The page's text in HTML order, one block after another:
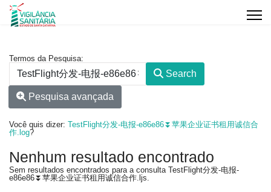
Formulário de pesquisa
Termos da Pesquisa:
Search
Pesquisa avançada
Você quis dizer: TestFlight分发-电报-e86e86⏬️苹果企业证书租用诚信合
作.log?
Nenhum resultado encontrado
Sem resultados encontrados para a consulta TestFlight分发-电报-
e86e86⏬️苹果企业证书租用诚信合作.ljs.